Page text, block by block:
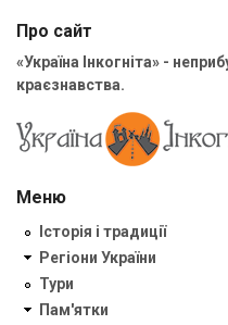
Про сайт
«Україна Інкогніта» -
краєзнавства.
Меню
Історія і традиції
Регіони України
Тури
Пам'ятки